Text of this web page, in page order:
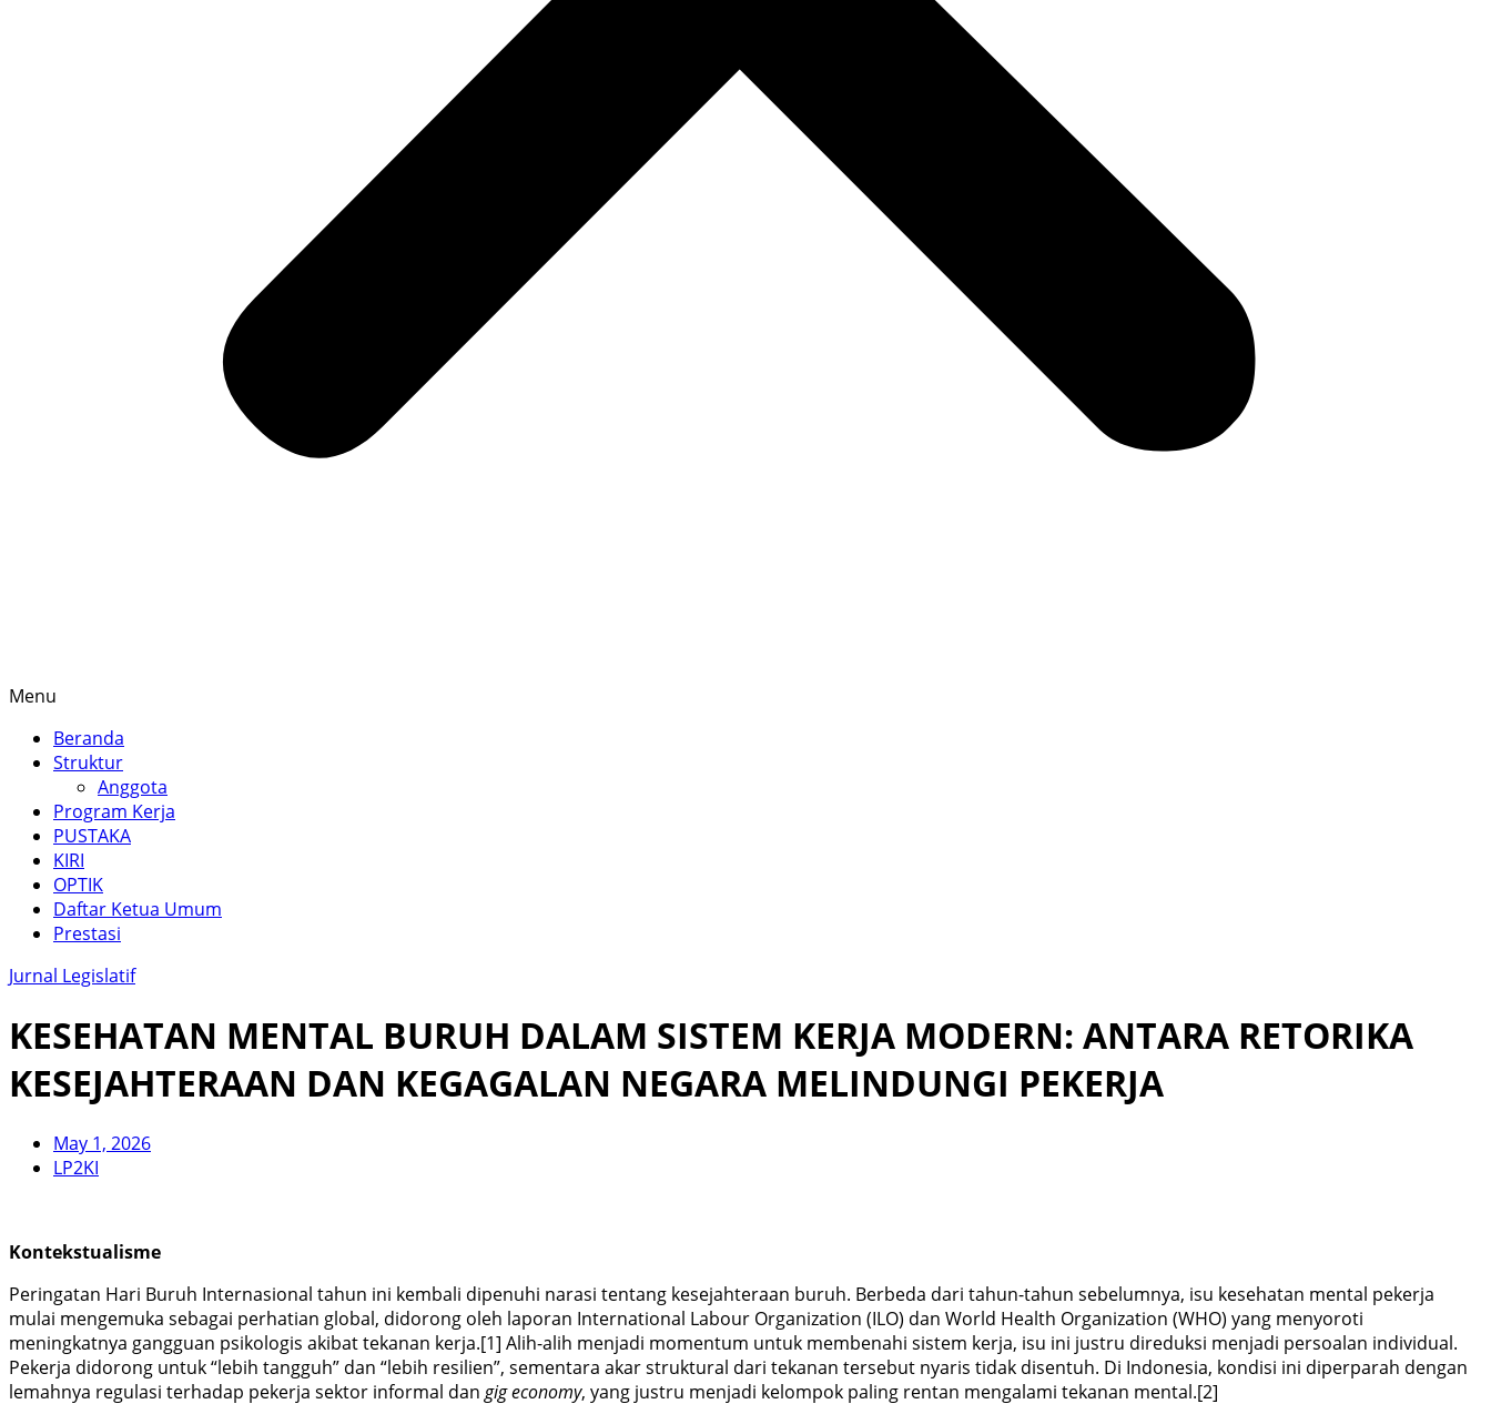
Menu
Beranda
Struktur
Anggota
Program Kerja
PUSTAKA
KIRI
OPTIK
Daftar Ketua Umum
Prestasi
Jurnal Legislatif
KESEHATAN MENTAL BURUH DALAM SISTEM KERJA MODERN: ANTARA RETORIKA
KESEJAHTERAAN DAN KEGAGALAN NEGARA MELINDUNGI PEKERJA
May 1, 2026
LP2KI
Kontekstualisme
Peringatan Hari Buruh Internasional tahun ini kembali dipenuhi narasi tentang kesejahteraan buruh. Berbeda dari tahun-tahun sebelumnya, isu kesehatan mental pekerja
mulai mengemuka sebagai perhatian global, didorong oleh laporan International Labour Organization (ILO) dan World Health Organization (WHO) yang menyoroti
meningkatnya gangguan psikologis akibat tekanan kerja.[1] Alih-alih menjadi momentum untuk membenahi sistem kerja, isu ini justru direduksi menjadi persoalan individual.
Pekerja didorong untuk “lebih tangguh” dan “lebih resilien”, sementara akar struktural dari tekanan tersebut nyaris tidak disentuh. Di Indonesia, kondisi ini diperparah dengan
lemahnya regulasi terhadap pekerja sektor informal dan gig economy, yang justru menjadi kelompok paling rentan mengalami tekanan mental.[2]